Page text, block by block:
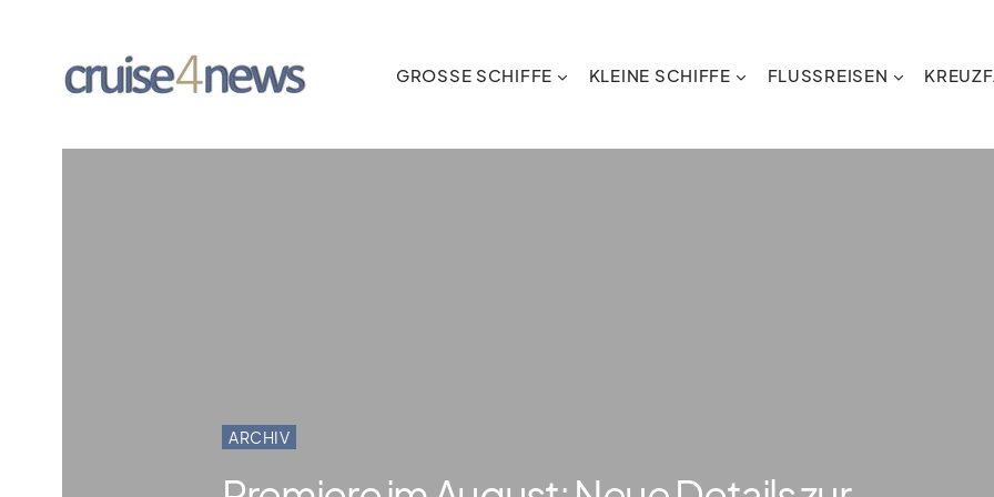
GROSSE SCHIFFE KLEINE SCHIFFE FLUSSREISEN
ARCHIV